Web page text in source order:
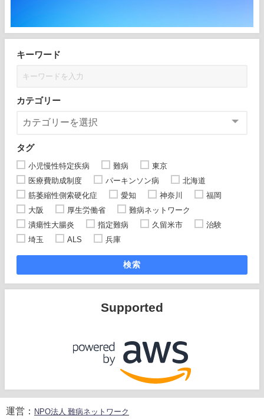
キーワード
カテゴリー
タグ
小児慢性特定疾病 難病
東京
医療費助成制度
パーキンソン病
北海道
筋萎縮性側索硬化症
愛知 神奈川
福岡
大阪
厚生労働省
難病ネットワーク
潰瘍性大腸炎
指定難病 久留米市
治験
埼玉
ALS 兵庫
検索
Supported
運営： NPO法人 難病ネットワーク